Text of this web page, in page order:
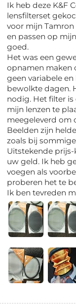
Ik heb deze K&F
lensfilterset
voor mijn Tamron
en passen op
goed.
Het was een
opnamen maken
geen variabele
bewolkte dagen.
nodig. Het filter
mijn lenzen te
meegeleverd om
Beelden zijn
zoals bij
Uitstekende
uw geld. Ik heb
voegen als
proberen het te
Ik ben tevreden